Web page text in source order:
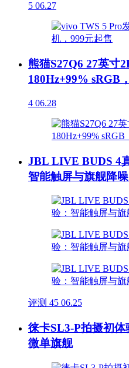
5 06.27
熊猫S27Q6 27英寸
180Hz+99% sRGB
4 06.28
JBL LIVE BUDS 4
智能触屏与旗舰降
评测 45 06.25
徕卡SL3-P拍摄初
微单旗舰